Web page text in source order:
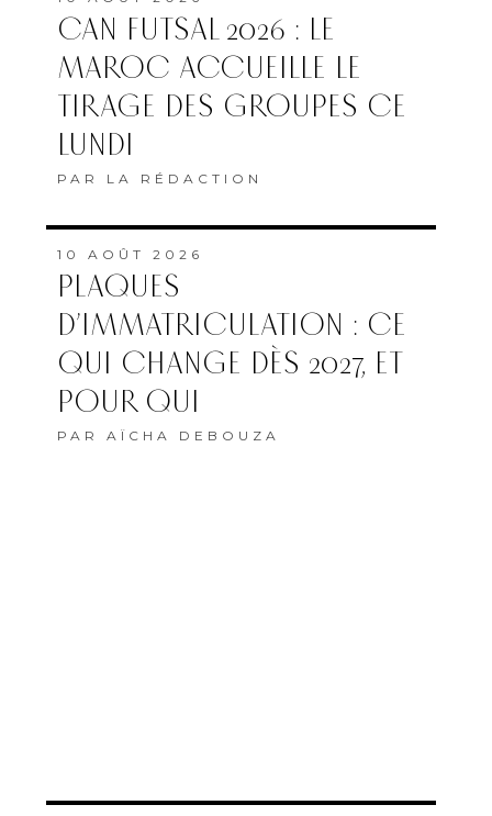
CAN FUTSAL 2026 : LE
MAROC ACCUEILLE LE
TIRAGE DES GROUPES CE
LUNDI
PAR LA RÉDACTION
10 AOÛT 2026
PLAQUES
D’IMMATRICULATION : CE
QUI CHANGE DÈS 2027, ET
POUR QUI
PAR AÏCHA DEBOUZA